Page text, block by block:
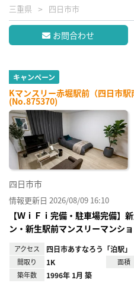
三重県 四日市市
お問合わせ
キャンペーン
Kマンスリー赤堀駅前（四日市駅
(No.875370)
四日市市
情報更新日 2026/08/09 16:10
【ＷｉＦｉ完備・駐車場完備】
ン・新生駅前マンスリーマンショ
アクセス 四日市あすなろう「泊駅」
間取り 1K 面積
築年数 1996年 1月 築